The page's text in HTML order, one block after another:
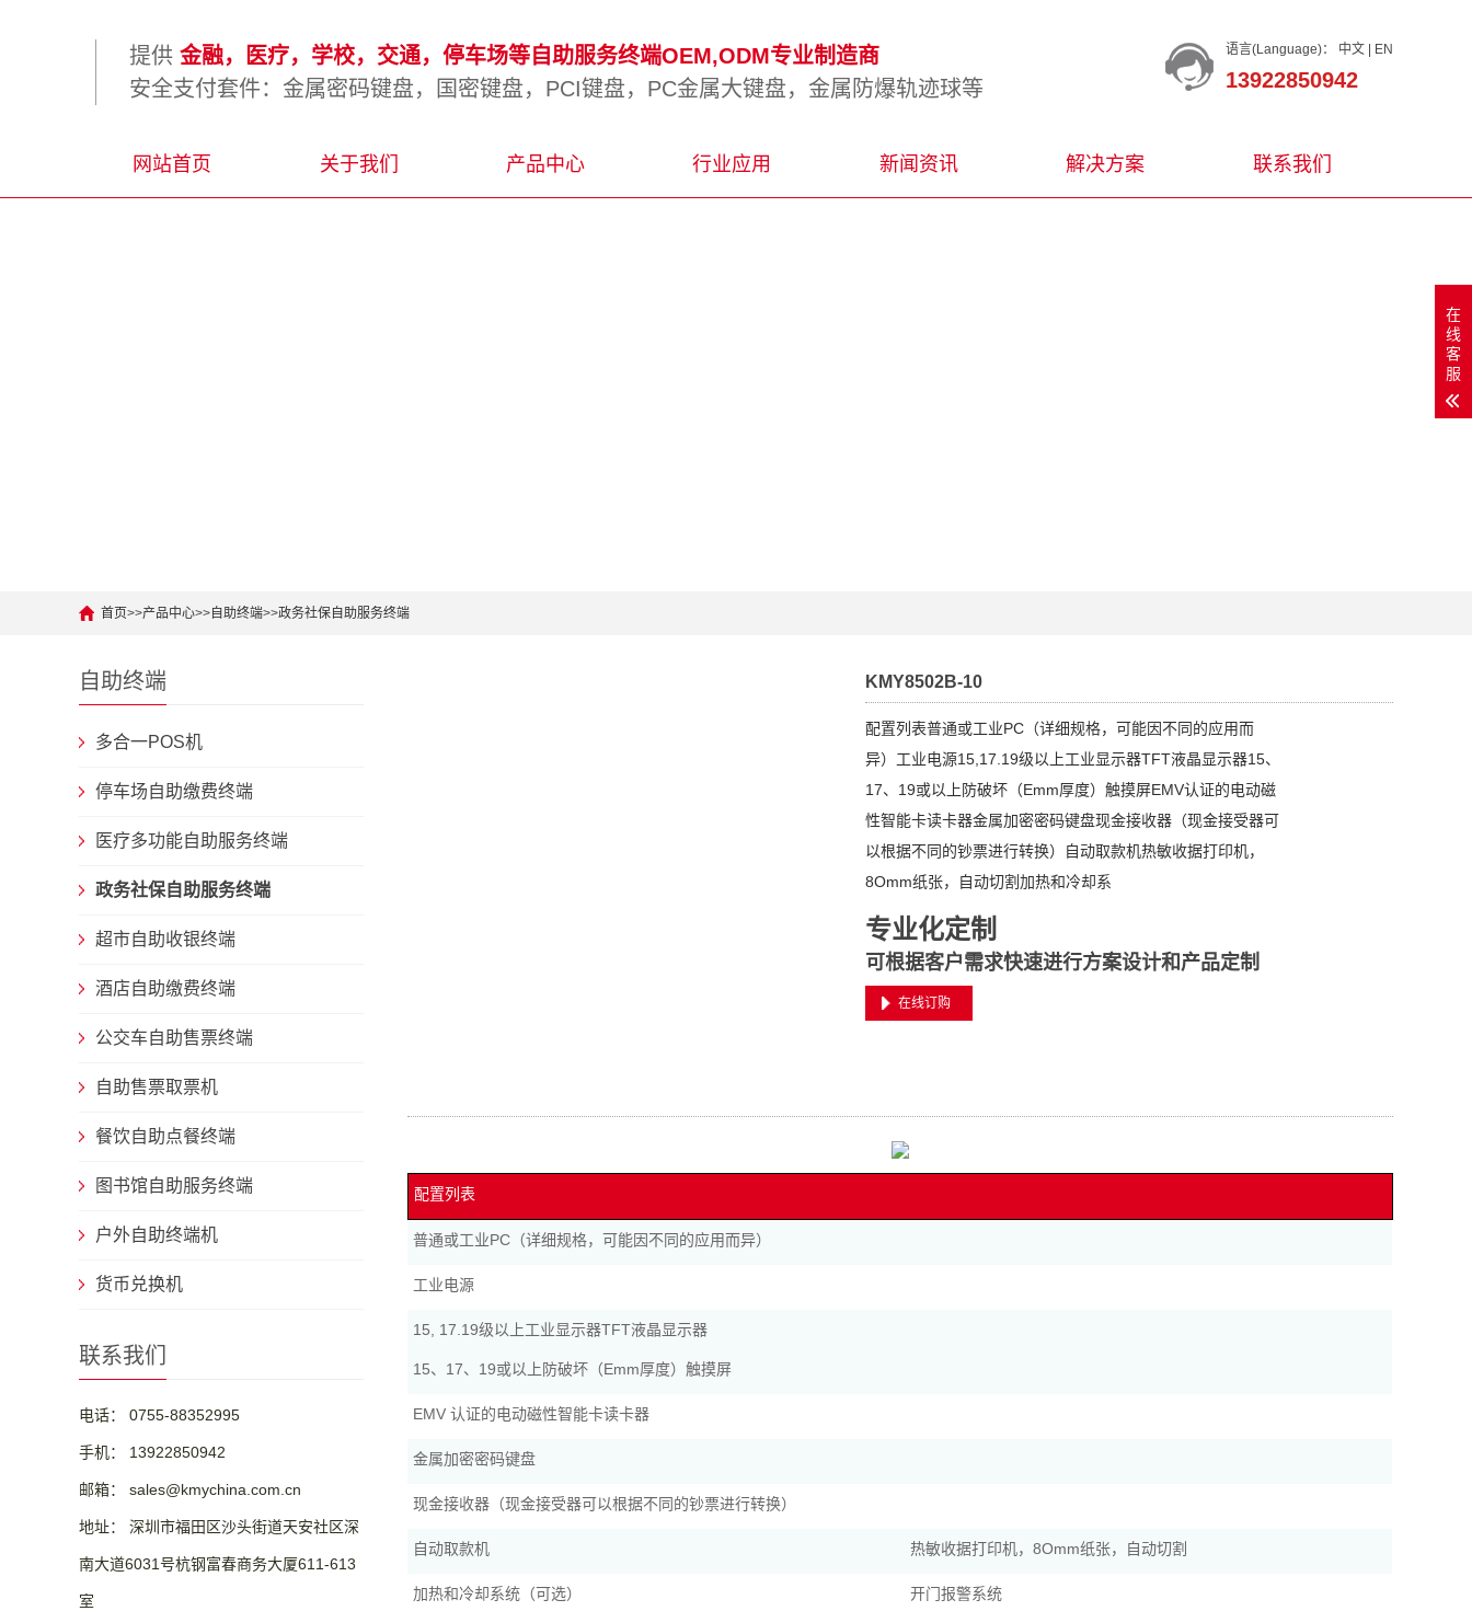
语言(Language)： 中文 EN
13922850942
提供 金融，医疗，学校，交通，停车场等自助服务终端OEM,ODM专业制造商
安全支付套件：金属密码键盘，国密键盘，PCI键盘，PC金属大键盘，金属防爆轨迹球等
网站首页 关于我们 产品中心 行业应用 新闻资讯 解决方案 联系我们
首页>>产品中心>>自助终端>>政务社保自助服务终端
自助终端
多合一POS机
停车场自助缴费终端
医疗多功能自助服务终端
政务社保自助服务终端
超市自助收银终端
酒店自助缴费终端
公交车自助售票终端
自助售票取票机
餐饮自助点餐终端
图书馆自助服务终端
户外自助终端机
货币兑换机
联系我们
电话： 0755-88352995
手机： 13922850942
邮箱： sales@kmychina.com.cn
地址： 深圳市福田区沙头街道天安社区深
南大道6031号杭钢富春商务大厦611-613
室
KMY8502B-10
配置列表普通或工业PC（详细规格，可能因不同的应用而
异）工业电源15,17.19级以上工业显示器TFT液晶显示器15、
17、19或以上防破坏（Emm厚度）触摸屏EMV认证的电动磁
性智能卡读卡器金属加密密码键盘现金接收器（现金接受器可
以根据不同的钞票进行转换）自动取款机热敏收据打印机，
8Omm纸张，自动切割加热和冷却系
专业化定制
可根据客户需求快速进行方案设计和产品定制
在线订购
配置列表
普通或工业PC（详细规格，可能因不同的应用而异）
工业电源
15, 17.19级以上工业显示器TFT液晶显示器
15、17、19或以上防破坏（Emm厚度）触摸屏
EMV 认证的电动磁性智能卡读卡器
金属加密密码键盘
现金接收器（现金接受器可以根据不同的钞票进行转换）
自动取款机 热敏收据打印机，8Omm纸张，自动切割
加热和冷却系统（可选） 开门报警系统
在
线
客
服